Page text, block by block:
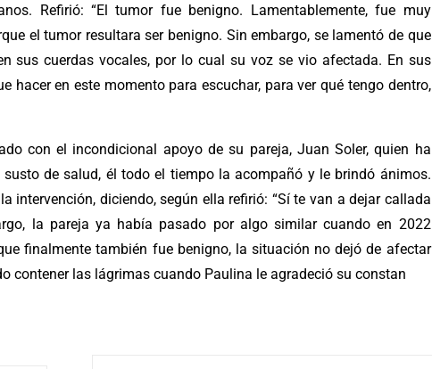
Refirió: “El tumor fue benigno. Lamentablemente, fue muy
el tumor resultara ser benigno. Sin embargo, se lamentó de que
sus cuerdas vocales, por lo cual su voz se vio afectada. En sus
hacer en este momento para escuchar, para ver qué tengo dentro,
con el incondicional apoyo de su pareja, Juan Soler, quien ha
de salud, él todo el tiempo la acompañó y le brindó ánimos.
intervención, diciendo, según ella refirió: “Sí te van a dejar callada
la pareja ya había pasado por algo similar cuando en 2022
finalmente también fue benigno, la situación no dejó de afectar
contener las lágrimas cuando Paulina le agradeció su constan